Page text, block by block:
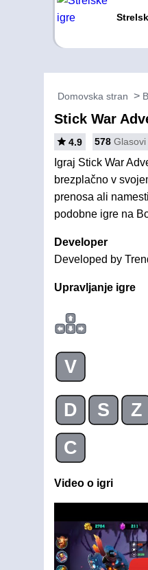
Domovska stran
Stick War
4.9 578 Glasovi
Igraj Stick War
brezplačno v
prenosa ali
podobne igre na
Developer
Developed by
Upravljanje igre
V
D S Z
C
Video o igri